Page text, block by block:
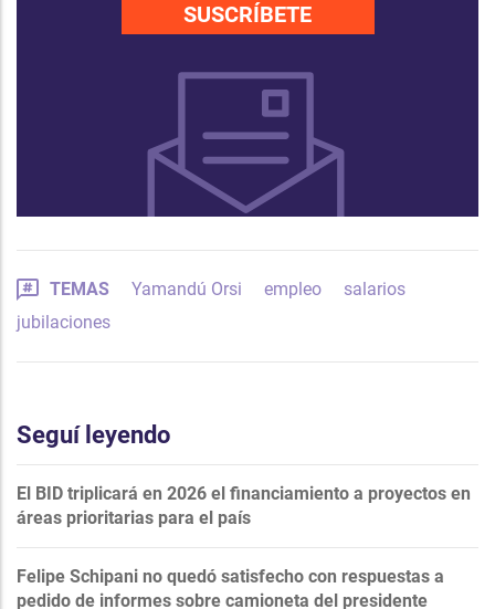
SUSCRÍBETE
TEMAS Yamandú Orsi empleo
salarios
jubilaciones
Seguí leyendo
El BID triplicará en 2026 el financiamiento a proyectos en
áreas prioritarias para el país
Felipe Schipani no quedó satisfecho con respuestas a
pedido de informes sobre camioneta del presidente